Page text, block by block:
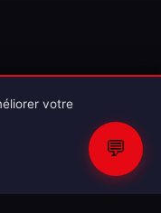
💬
votre